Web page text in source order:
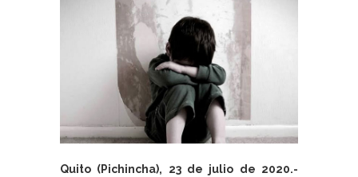
Quito (Pichincha), 23 de julio de 2020.-